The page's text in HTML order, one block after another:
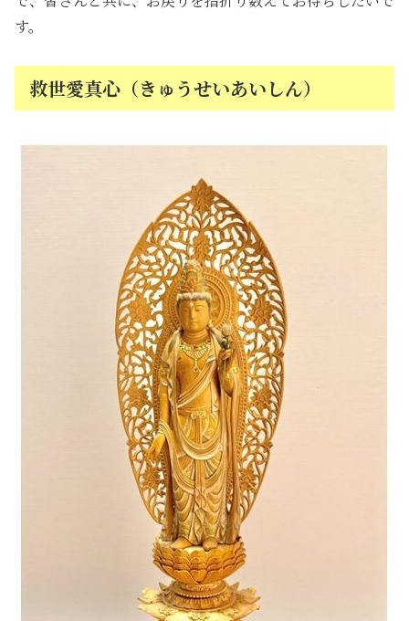
す。
救世愛真心（きゅうせいあいしん）